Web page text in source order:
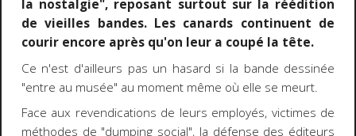
la nostalgie", reposant surtout sur la réédition
de vieilles bandes. Les canards continuent de
courir encore après qu'on leur a coupé la tête.
Ce n'est d'ailleurs pas un hasard si la bande dessinée
"entre au musée" au moment même où elle se meurt.
Face aux revendications de leurs employés, victimes de
méthodes de "dumping social", la défense des éditeurs